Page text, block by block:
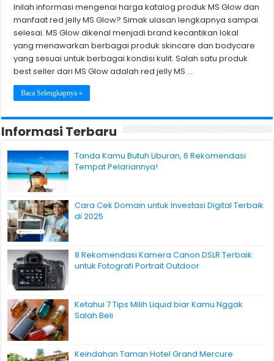
Inilah informasi mengenai harga katalog produk MS Glow dan
manfaat red jelly MS Glow? Simak ulasan lengkapnya sampai
selesai. MS Glow dikenal menjadi brand kecantikan lokal
yang menawarkan berbagai produk skincare dan bodycare
yang sesuai untuk berbagai kondisi kulit. Salah satu produk
best seller dari MS Glow adalah red jelly MS …
Baca Selengkapnya »
Informasi Terbaru
Tanda Kamu Butuh Liburan, 6 Rekomendasi
Tempat Pelariannya!
Cara Cek Domain untuk Investasi Digital Terbaik
di 2025
8 Rekomendasi Kamera Canon DSLR Terbaik
untuk Fotografi Portrait Outdoor
Ketahui 7 Tips Milih Liquid biar Kamu Nggak
Salah Beli
Keindahan Taman Hotel Grand Mercure